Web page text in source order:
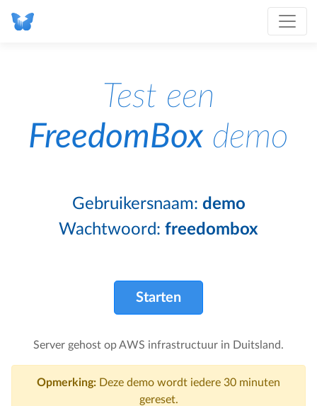
Test een
FreedomBox demo
Gebruikersnaam: demo
Wachtwoord: freedombox
Starten
Server gehost op AWS infrastructuur in Duitsland.
Opmerking: Deze demo wordt iedere 30 minuten
gereset.